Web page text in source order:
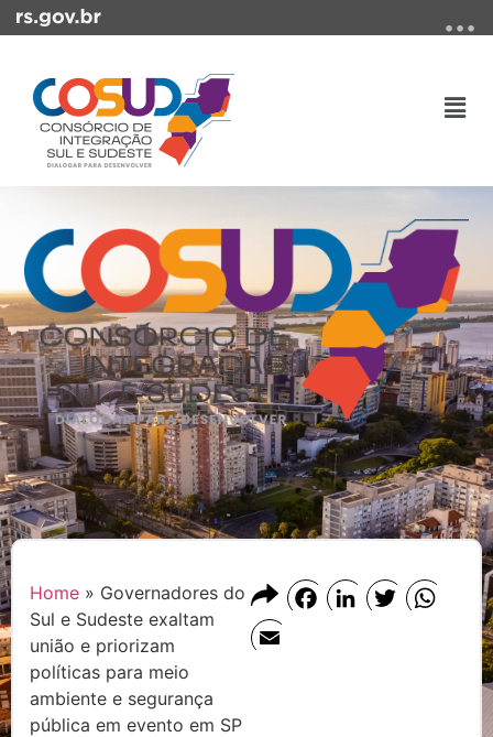
Home » Governadores do
Sul e Sudeste exaltam
união e priorizam
políticas para meio
ambiente e segurança
pública em evento em SP
FacebookLinkedInTwitter